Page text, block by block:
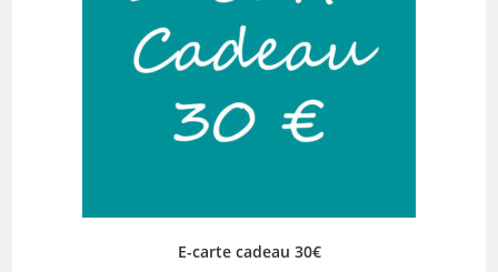
E-carte cadeau 30€